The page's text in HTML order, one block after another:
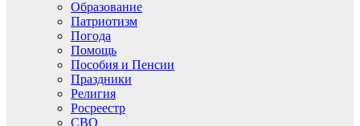
Образование
Патриотизм
Погода
Помощь
Пособия и Пенсии
Праздники
Религия
Росреестр
СВО